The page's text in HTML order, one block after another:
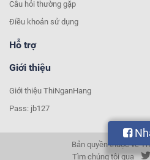
Bản quyền thuộc về